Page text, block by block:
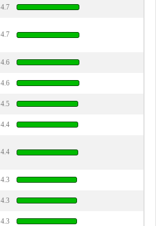
4.7
4.7
4.6
4.6
4.5
4.4
4.4
4.3
4.3
4.3